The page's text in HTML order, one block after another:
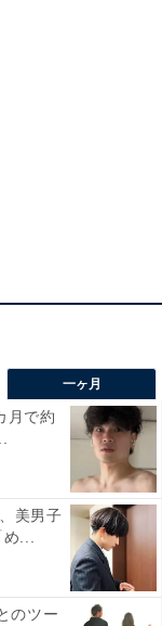
一ヶ月
月で約
美男子
め...
のツー